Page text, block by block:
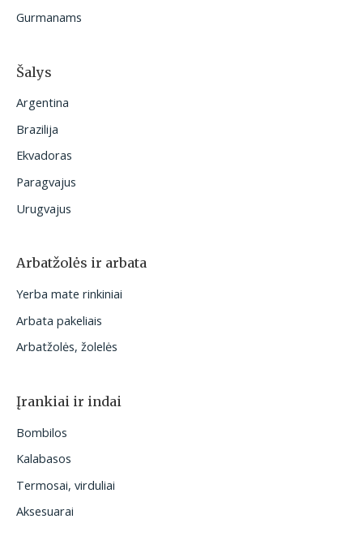
Gurmanams
Šalys
Argentina
Brazilija
Ekvadoras
Paragvajus
Urugvajus
Arbatžolės ir arbata
Yerba mate rinkiniai
Arbata pakeliais
Arbatžolės, žolelės
Įrankiai ir indai
Bombilos
Kalabasos
Termosai, virduliai
Aksesuarai